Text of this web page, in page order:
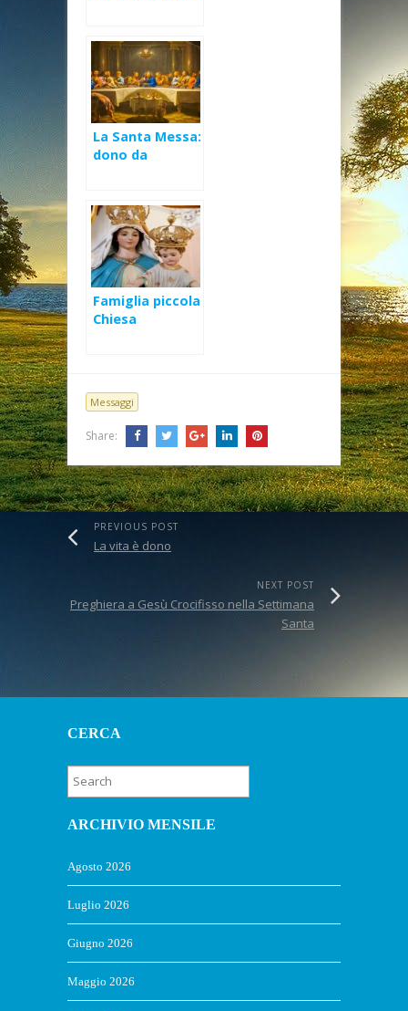
La Santa Messa:
dono da
Ord A
Famiglia piccola
Chiesa
Messaggi
Share:
PREVIOUS POST
La vita è dono
NEXT POST
Preghiera a Gesù Crocifisso nella Settimana
Santa
CERCA
ARCHIVIO MENSILE
Agosto 2026
Luglio 2026
Giugno 2026
Maggio 2026